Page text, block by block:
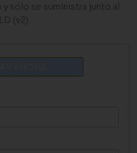
y sólo se suministra junto al
(v2)